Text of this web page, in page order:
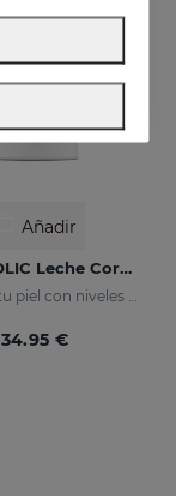
Añadir
ACGLICOLIC Leche Corporal
Renueva tu piel con niveles de eficacia nunca antes alcanzados
34.95 €